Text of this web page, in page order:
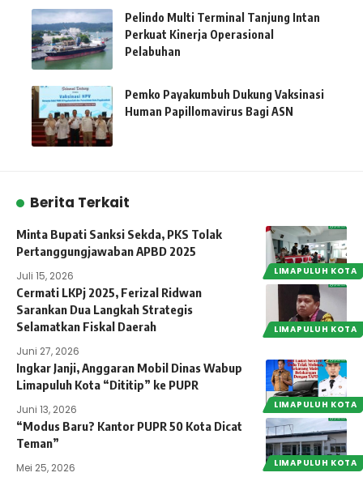
Pelindo Multi Terminal Tanjung Intan
Perkuat Kinerja Operasional
Pelabuhan
Pemko Payakumbuh Dukung Vaksinasi
Human Papillomavirus Bagi ASN
Berita Terkait
LIMAPULUH KOTA
Minta Bupati Sanksi Sekda, PKS Tolak
Pertanggungjawaban APBD 2025
Juli 15, 2026
LIMAPULUH KOTA
Cermati LKPj 2025, Ferizal Ridwan
Sarankan Dua Langkah Strategis
Selamatkan Fiskal Daerah
Juni 27, 2026
LIMAPULUH KOTA
Ingkar Janji, Anggaran Mobil Dinas Wabup
Limapuluh Kota “Dititip” ke PUPR
Juni 13, 2026
LIMAPULUH KOTA
“Modus Baru? Kantor PUPR 50 Kota Dicat
Teman”
Mei 25, 2026